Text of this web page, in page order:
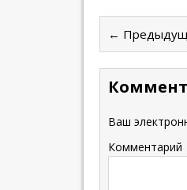
←
Ваш
Комментарий